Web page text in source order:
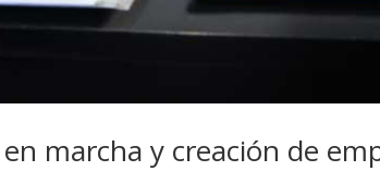
marcha y creación de